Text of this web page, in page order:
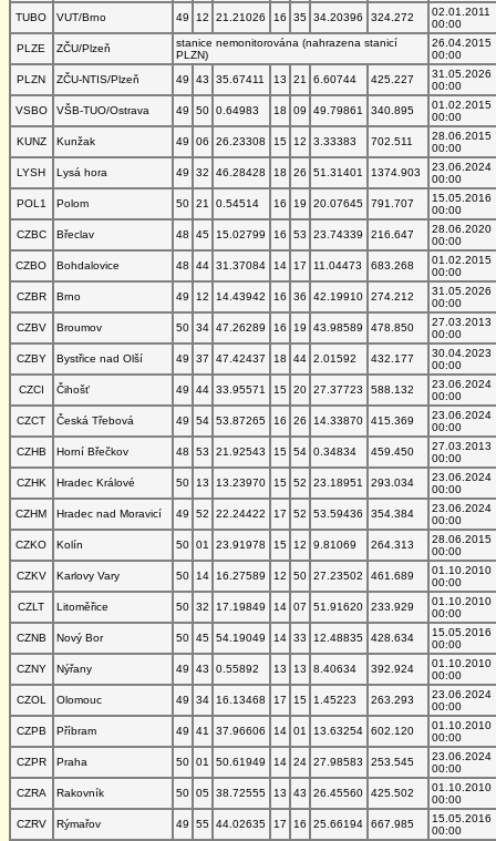
TUBO
VUT/Brno 49 12 21.21026 16 35 34.20396 324.272
02.01.2011
00:00
PLZE
ZČU/Plzeň
stanice nemonitorována (nahrazena stanicí
PLZN)
26.04.2015
00:00
PLZN
ZČU-NTIS/Plzeň 49 43 35.67411 13 21 6.60744 425.227
31.05.2026
00:00
VSBO
VŠB-TUO/Ostrava 49 50 0.64983 18 09 49.79861 340.895
01.02.2015
00:00
KUNZ
Kunžak 49 06 26.23308 15 12 3.33383 702.511
28.06.2015
00:00
LYSH
Lysá hora 49 32 46.28428 18 26 51.31401 1374.903
23.06.2024
00:00
POL1
Polom 50 21 0.54514 16 19 20.07645 791.707
15.05.2016
00:00
CZBC
Břeclav 48 45 15.02799 16 53 23.74339 216.647
28.06.2020
00:00
CZBO
Bohdalovice 48 44 31.37084 14 17 11.04473 683.268
01.02.2015
00:00
CZBR
Brno 49 12 14.43942 16 36 42.19910 274.212
31.05.2026
00:00
CZBV
Broumov 50 34 47.26289 16 19 43.98589 478.850
27.03.2013
00:00
CZBY
Bystřice nad Olší 49 37 47.42437 18 44 2.01592 432.177
30.04.2023
00:00
CZCI
Čihošť 49 44 33.95571 15 20 27.37723 588.132
23.06.2024
00:00
CZCT
Česká Třebová 49 54 53.87265 16 26 14.33870 415.369
23.06.2024
00:00
CZHB
Horní Břečkov 48 53 21.92543 15 54 0.34834 459.450
27.03.2013
00:00
CZHK
Hradec Králové 50 13 13.23970 15 52 23.18951 293.034
23.06.2024
00:00
CZHM
Hradec nad Moravicí 49 52 22.24422 17 52 53.59436 354.384
23.06.2024
00:00
CZKO
Kolín 50 01 23.91978 15 12 9.81069 264.313
28.06.2015
00:00
CZKV
Karlovy Vary 50 14 16.27589 12 50 27.23502 461.689
01.10.2010
00:00
CZLT
Litoměřice 50 32 17.19849 14 07 51.91620 233.929
01.10.2010
00:00
CZNB
Nový Bor 50 45 54.19049 14 33 12.48835 428.634
15.05.2016
00:00
CZNY
Nýřany 49 43 0.55892 13 13 8.40634 392.924
01.10.2010
00:00
CZOL
Olomouc 49 34 16.13468 17 15 1.45223 263.293
23.06.2024
00:00
CZPB
Příbram 49 41 37.96606 14 01 13.63254 602.120
01.10.2010
00:00
CZPR
Praha 50 01 50.61949 14 24 27.98583 253.545
23.06.2024
00:00
CZRA
Rakovník 50 05 38.72555 13 43 26.45560 425.502
01.10.2010
00:00
CZRV
Rýmařov 49 55 44.02635 17 16 25.66194 667.985
15.05.2016
00:00